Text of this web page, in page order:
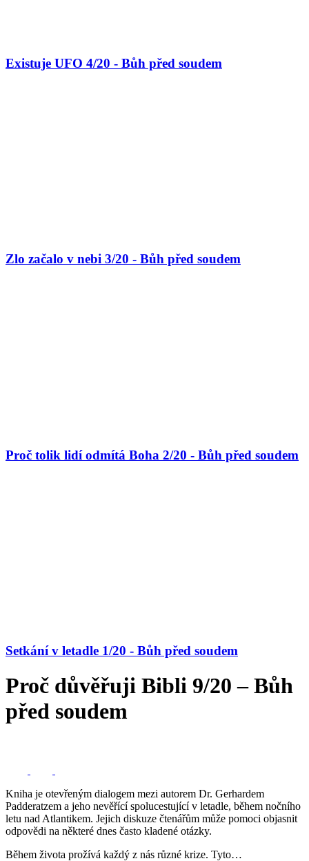
Existuje UFO 4/20 - Bůh před soudem
Zlo začalo v nebi 3/20 - Bůh před soudem
Proč tolik lidí odmítá Boha 2/20 - Bůh před soudem
Setkání v letadle 1/20 - Bůh před soudem
Proč důvěřuji Bibli 9/20 – Bůh
před soudem
Kniha je otevřeným dialogem mezi autorem Dr. Gerhardem
Padderatzem a jeho nevěřící spolucestující v letadle, během nočního
letu nad Atlantikem. Jejich diskuze čtenářům může pomoci objasnit
odpovědi na některé dnes často kladené otázky.
Během života prožívá každý z nás různé krize. Tyto…